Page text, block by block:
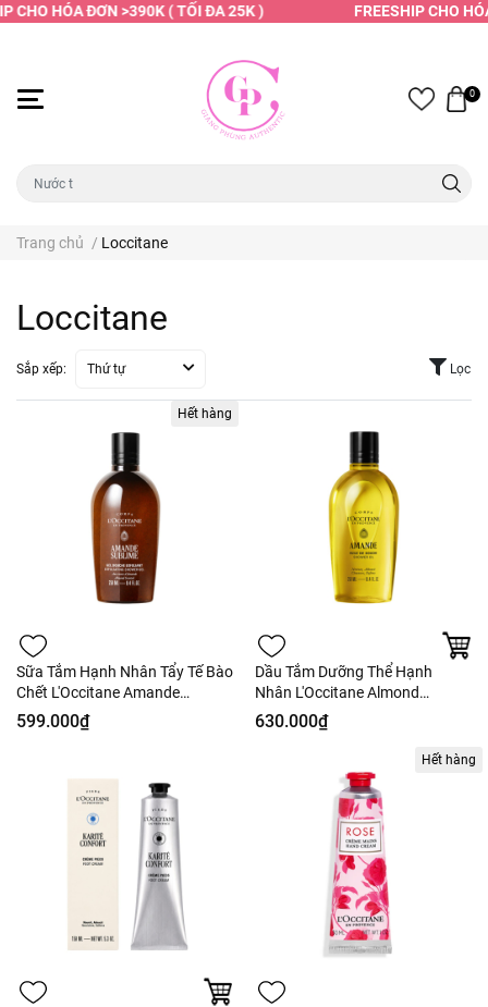
CHO HÓA ĐƠN >390K ( TỐI ĐA 25K ) FREESHIP CHO
0
Trang chủ / Loccitane
Loccitane
Sắp xếp: Thứ tự Lọc
Hết hàng
Sữa Tắm Hạnh Nhân Tẩy Tế Bào
Chết L'Occitane Amande
Sublime Shower Gel 250ml -
Nobox - Hàng Duty
599.000₫
Dầu Tắm Dưỡng Thể Hạnh
Nhân L'Occitane Almond
Shower Oil 250ml - Nobox -
Hàng Duty
630.000₫
Hết hàng